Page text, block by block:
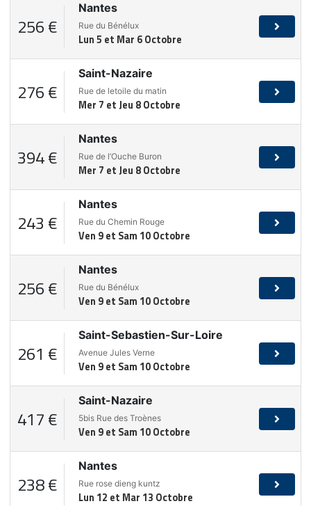
256 €
Nantes
Rue du Bénélux
Lun 5 et Mar 6 Octobre
276 €
Saint-Nazaire
Rue de letoile du matin
Mer 7 et Jeu 8 Octobre
394 €
Nantes
Rue de l’Ouche Buron
Mer 7 et Jeu 8 Octobre
243 €
Nantes
Rue du Chemin Rouge
Ven 9 et Sam 10 Octobre
256 €
Nantes
Rue du Bénélux
Ven 9 et Sam 10 Octobre
261 €
Saint-Sebastien-Sur-Loire
Avenue Jules Verne
Ven 9 et Sam 10 Octobre
417 €
Saint-Nazaire
5bis Rue des Troènes
Ven 9 et Sam 10 Octobre
238 €
Nantes
Rue rose dieng kuntz
Lun 12 et Mar 13 Octobre